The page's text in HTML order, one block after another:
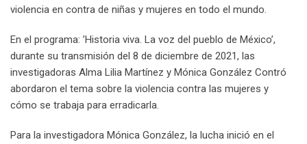
violencia en contra de niñas y mujeres en todo el mundo.
En el programa: ’Historia viva. La voz del pueblo de México’,
durante su transmisión del 8 de diciembre de 2021, las
investigadoras Alma Lilia Martínez y Mónica González Contró
abordaron el tema sobre la violencia contra las mujeres y
cómo se trabaja para erradicarla.
Para la investigadora Mónica González, la lucha inició en el